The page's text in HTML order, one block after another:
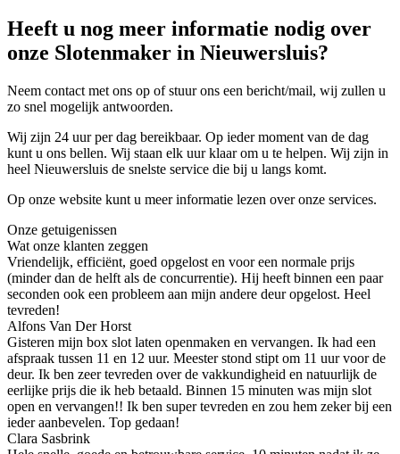
Heeft u nog meer informatie nodig over
onze Slotenmaker in Nieuwersluis?
Neem contact met ons op of stuur ons een bericht/mail, wij zullen u
zo snel mogelijk antwoorden.
Wij zijn 24 uur per dag bereikbaar. Op ieder moment van de dag
kunt u ons bellen. Wij staan elk uur klaar om u te helpen. Wij zijn in
heel Nieuwersluis de snelste service die bij u langs komt.
Op onze website kunt u meer informatie lezen over onze services.
Onze getuigenissen
Wat onze klanten zeggen
Vriendelijk, efficiënt, goed opgelost en voor een normale prijs
(minder dan de helft als de concurrentie). Hij heeft binnen een paar
seconden ook een probleem aan mijn andere deur opgelost. Heel
tevreden!
Alfons Van Der Horst
Gisteren mijn box slot laten openmaken en vervangen. Ik had een
afspraak tussen 11 en 12 uur. Meester stond stipt om 11 uur voor de
deur. Ik ben zeer tevreden over de vakkundigheid en natuurlijk de
eerlijke prijs die ik heb betaald. Binnen 15 minuten was mijn slot
open en vervangen!! Ik ben super tevreden en zou hem zeker bij een
ieder aanbevelen. Top gedaan!
Clara Sasbrink